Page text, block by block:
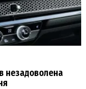
незадоволена